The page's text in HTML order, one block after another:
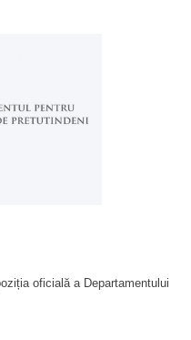
oficială a Departamentului